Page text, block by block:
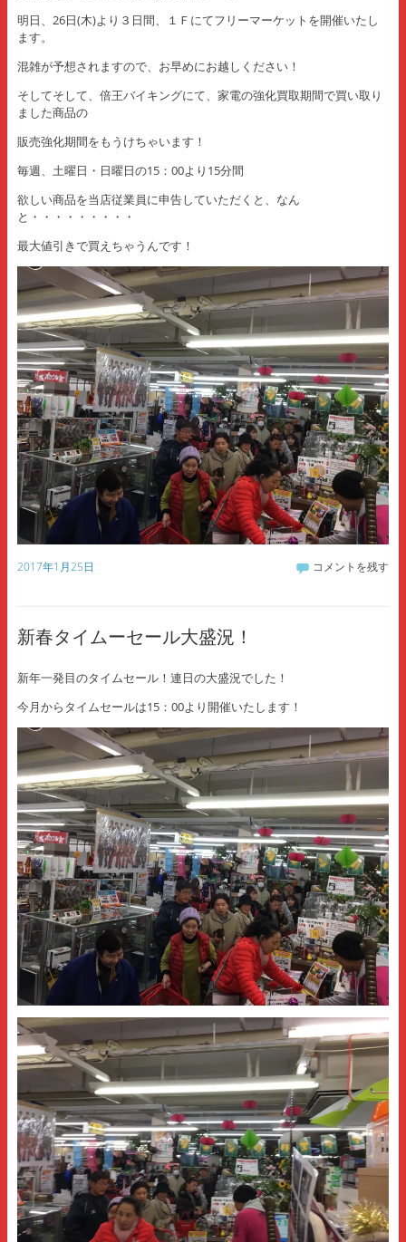
明日、26日(木)より３日間、１Ｆにてフリーマーケットを開催いたし
ます。
混雑が予想されますので、お早めにお越しください！
そしてそして、倍王バイキングにて、家電の強化買取期間で買い取り
ました商品の
販売強化期間をもうけちゃいます！
毎週、土曜日・日曜日の15：00より15分間
欲しい商品を当店従業員に申告していただくと、なん
と・・・・・・・・・
最大値引きで買えちゃうんです！
2017年1月25日 コメントを残す
新春タイムーセール大盛況！
新年一発目のタイムセール！連日の大盛況でした！
今月からタイムセールは15：00より開催いたします！